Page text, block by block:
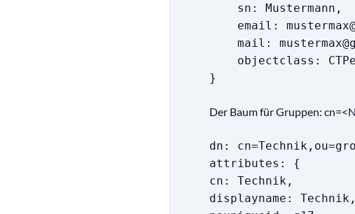
sn: Mustermann,
email:
mail:
objectclass:
}
Der Baum für Gruppen:
dn:
attributes: {
cn: Technik,
displayname: Technik,